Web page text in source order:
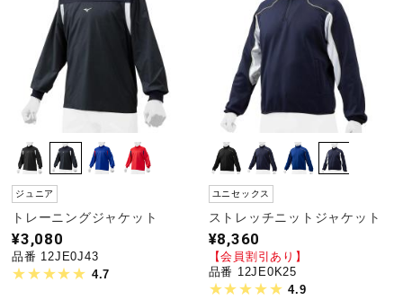
ジュニア
トレーニングジャケット
¥3,080
品番 12JE0J43
4.7
ユニセックス
ストレッチニットジャケット
¥8,360
【会員割引あり】
品番 12JE0K25
4.9